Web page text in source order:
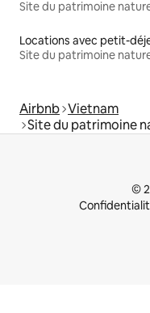
Airbnb Vietnam
Site du patrimoine
©